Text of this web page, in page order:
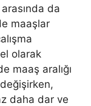
da
maaşlar
olarak
maaş aralığı
daha dar ve